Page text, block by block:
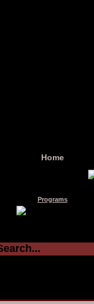
Home
Programs